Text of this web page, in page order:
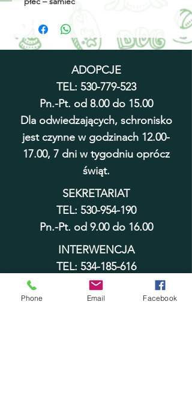
umaszczenie – czarny
wielkość - kociak
cechy szczególne - brak
ADOPCJE
TEL: 530-779-523
Pn.-Pt. od 8.00 do 15.00
Dla odwiedzających, schronisko
jest czynne w godzinach 12.00-
17.00, 7 dni w tygodniu oprócz
świąt.
SEKRETARIAT
TEL: 530-954-190
Pn.-Pt. od 9.00 do 16.00
INTERWENCJA
TEL: 534-185-616
cała doba
adopcje@schronisko.wloclawek.eu
Phone Email Facebook